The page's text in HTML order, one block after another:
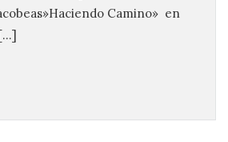
Camino» en